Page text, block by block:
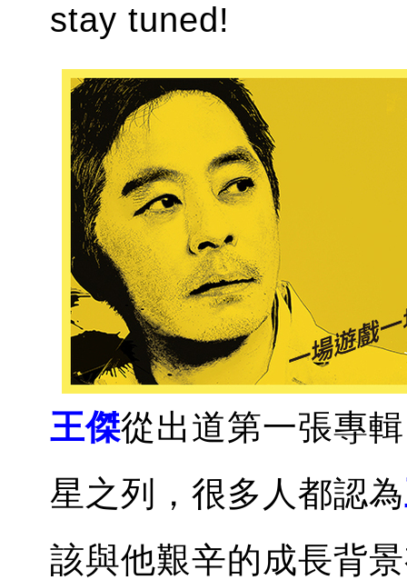
stay tuned!
王傑從出道第一張專輯
星之列，很多人都認為
該與他艱辛的成長背